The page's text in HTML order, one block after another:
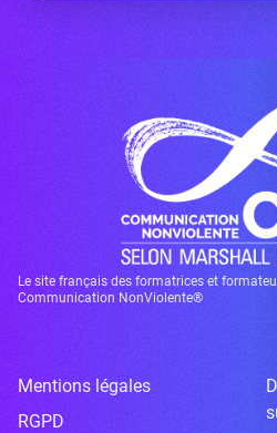
Le site français des formatrices et
Communication NonViolente®
Mentions légales
RGPD